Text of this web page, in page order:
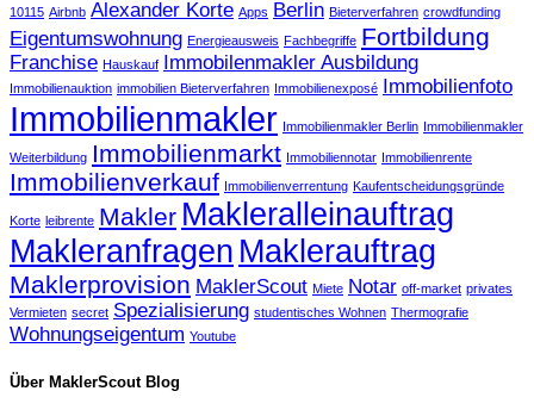
10115 Airbnb Alexander Korte Apps Berlin Bieterverfahren crowdfunding
Eigentumswohnung Energieausweis Fachbegriffe Fortbildung
Franchise Hauskauf Immobilenmakler Ausbildung
Immobilienauktion immobilien Bieterverfahren Immobilienexposé Immobilienfoto
Immobilienmakler Immobilienmakler Berlin Immobilienmakler
Weiterbildung Immobilienmarkt Immobiliennotar Immobilienrente
Immobilienverkauf Immobilienverrentung Kaufentscheidungsgründe
Korte leibrente Makler Makleralleinauftrag
Makleranfragen Maklerauftrag
Maklerprovision MaklerScout Miete Notar off-market privates
Vermieten secret Spezialisierung studentisches Wohnen Thermografie
Wohnungseigentum Youtube
Über MaklerScout Blog